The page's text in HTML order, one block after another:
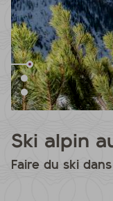
Ski alpin
Faire du ski